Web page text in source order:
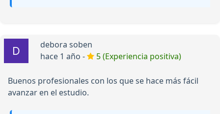
debora soben
hace 1 año -
5 (Experiencia positiva)
Buenos profesionales con los que se hace más fácil
avanzar en el estudio.